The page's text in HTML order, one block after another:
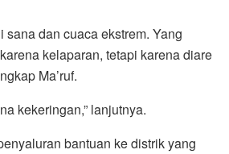
sana dan cuaca ekstrem. Yang
kelaparan, tetapi karena diare
Ma’ruf.
kekeringan,” lanjutnya.
bantuan ke distrik yang